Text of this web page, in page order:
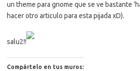
un theme para gnome que se ve bastante
hacer otro articulo para esta pijada xD).
salu2!!
Compártelo en tus muros: